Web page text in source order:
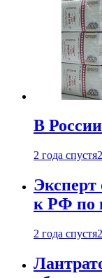
В
2 года спустя
Эксперт
к РФ по
2 года спустя